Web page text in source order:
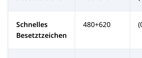
Schnelles
Besetztzeichen
480+620